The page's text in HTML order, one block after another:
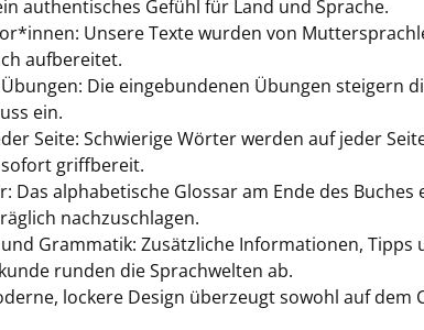
authentisches Gefühl für Land und Sprache.
Unsere Texte wurden von
aufbereitet.
Die eingebundenen Übungen steigern
ein.
Seite: Schwierige Wörter werden auf jeder
griffbereit.
Das alphabetische Glossar am Ende des
nachzuschlagen.
Grammatik: Zusätzliche Informationen, Tipps
runden die Sprachwelten ab.
lockere Design überzeugt sowohl auf dem